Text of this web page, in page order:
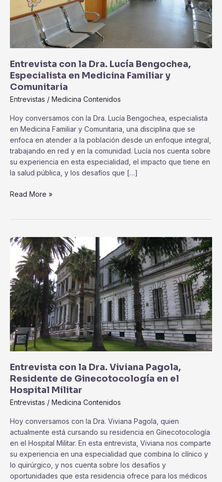
Entrevista con la Dra. Lucía Bengochea,
Especialista en Medicina Familiar y
Comunitaria
Entrevistas / Medicina Contenidos
Hoy conversamos con la Dra. Lucía Bengochea, especialista
en Medicina Familiar y Comunitaria, una disciplina que se
enfoca en atender a la población desde un enfoque integral,
trabajando en red y en la comunidad. Lucía nos cuenta sobre
su experiencia en esta especialidad, el impacto que tiene en
la salud pública, y los desafíos que […]
Familiar
y
Comunitaria
Read More »
Entrevista con la Dra. Viviana Pagola,
Residente de Ginecotocología en el
Hospital Militar
Entrevistas / Medicina Contenidos
Hoy conversamos con la Dra. Viviana Pagola, quien
actualmente está cursando su residencia en Ginecotocología
en el Hospital Militar. En esta entrevista, Viviana nos comparte
su experiencia en una especialidad que combina lo clínico y
lo quirúrgico, y nos cuenta sobre los desafíos y
oportunidades que esta residencia ofrece para los médicos
Entrevista
Dra.
Viviana
Pagola,
Residente
de
Ginecotocología
en
el
Hospital
Militar